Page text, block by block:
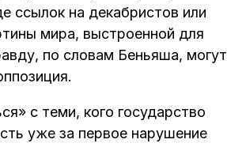
ссылок на декабристов или
мира, выстроенной для
по словам Беньяша, могут
с теми, кого государство
уже за первое нарушение